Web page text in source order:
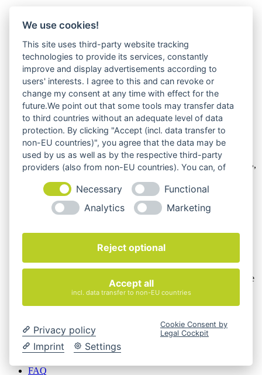
Wir verkaufen online ausschließlich an Unternehmer
Unsere Angebote richten sich nur an Unternehmer, §14 BGB,
also an natürliche oder juristische Personen oder rechtsfähige
Personengesellschaften, die bei Abschluss eines
Rechtsgeschäfts in Ausübung ihrer gewerblichen oder
selbständigen beruflichen Tätigkeit handeln. Wir schließen
keine Verträge mit Verbrauchern,§ 13 BGB.
Ausstattung, Farbe oder Konfiguration von der
Artikelbeschreibung abweichen können. Maßgeblich sind die
Beschreibungen und Abbildungen im unverbindlichen
Cookie-Einstellungen ändern
Über Uns
FAQ
We use cookies!
This site uses third-party website tracking
technologies to provide its services, constantly
improve and display advertisements according to
users' interests. I agree to this and can revoke or
change my consent at any time with effect for the
future.We point out that some tools may transfer data
to third countries without an adequate level of data
protection. By clicking "Accept (incl. data transfer to
non-EU countries)", you agree that the data may be
used by us as well as by the respective third-party
providers (also from non-EU countries). You can, of
Necessary
Functional
Analytics
Marketing
Reject optional
Accept all
incl. data transfer to non-EU countries
Privacy policy
Imprint
Settings
Cookie Consent by
Legal Cockpit